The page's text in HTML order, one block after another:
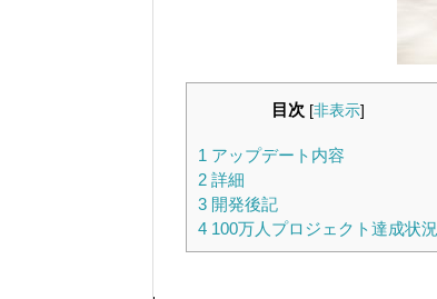
目次 [非表示]
1 アップデート内容
2 詳細
3 開発後記
4 100万人プロジェクト達成状況